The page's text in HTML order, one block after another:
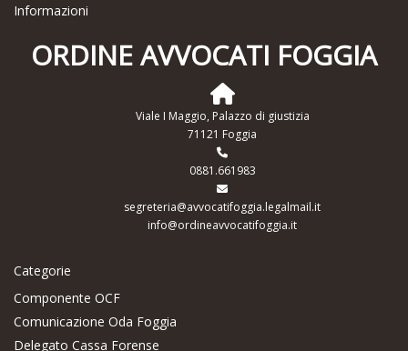
Informazioni
ORDINE AVVOCATI FOGGIA
Viale I Maggio, Palazzo di giustizia
71121 Foggia
0881.661983
segreteria@avvocatifoggia.legalmail.it
info@ordineavvocatifoggia.it
Categorie
Componente OCF
Comunicazione Oda Foggia
Delegato Cassa Forense